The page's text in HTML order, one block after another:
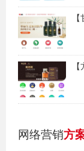
网络营销方